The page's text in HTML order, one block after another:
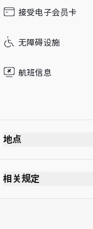
Sunday接受电子会员卡
无障碍设施
航班信息
地点
相关规定